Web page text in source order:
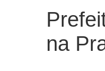
na